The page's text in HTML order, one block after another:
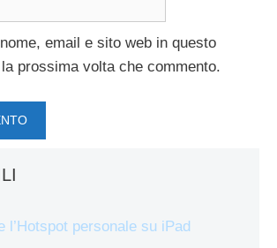
email e sito web in questo
prossima volta che commento.
l’Hotspot personale su iPad